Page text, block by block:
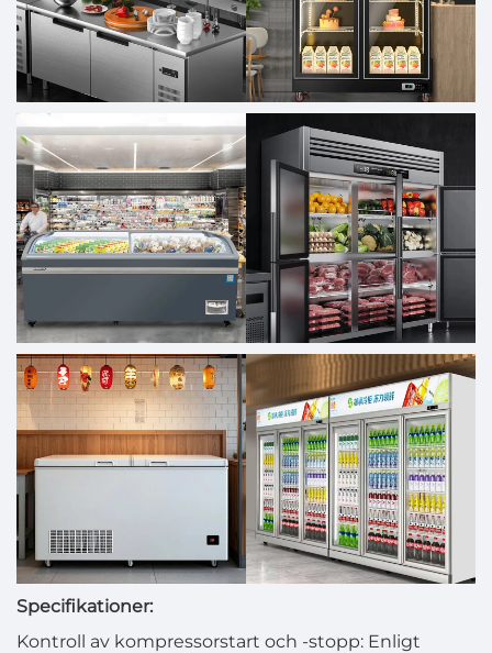
Specifikationer:
Kontroll av kompressorstart och -stopp: Enligt